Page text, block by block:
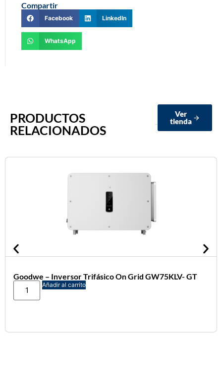
Compartir
Facebook LinkedIn
WhatsApp
PRODUCTOS
RELACIONADOS
Ver
tienda
Goodwe – Inversor Trifásico On Grid GW75KLV- GT
Añadir al carrito